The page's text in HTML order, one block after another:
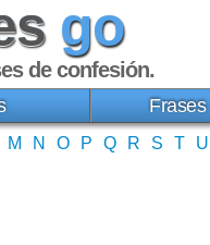
go
de confesión.
M N O P Q R S T U